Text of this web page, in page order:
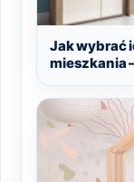
Jak wybrać
mieszkania